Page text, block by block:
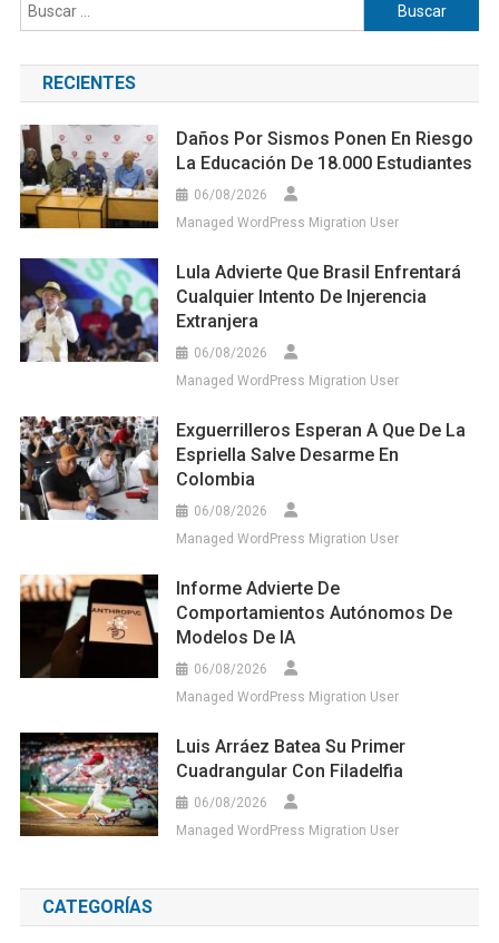
Buscar:
RECIENTES
Daños Por Sismos Ponen En Riesgo
La Educación De 18.000 Estudiantes
06/08/2026
Managed WordPress Migration User
Lula Advierte Que Brasil Enfrentará
Cualquier Intento De Injerencia
Extranjera
06/08/2026
Managed WordPress Migration User
Exguerrilleros Esperan A Que De La
Espriella Salve Desarme En
Colombia
06/08/2026
Managed WordPress Migration User
Informe Advierte De
Comportamientos Autónomos De
Modelos De IA
06/08/2026
Managed WordPress Migration User
Luis Arráez Batea Su Primer
Cuadrangular Con Filadelfia
06/08/2026
Managed WordPress Migration User
CATEGORÍAS